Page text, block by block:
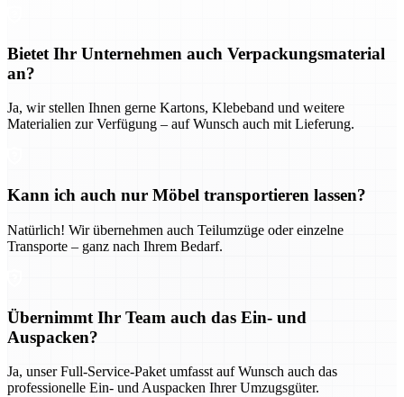
Bietet Ihr Unternehmen auch Verpackungsmaterial
an?
Ja, wir stellen Ihnen gerne Kartons, Klebeband und weitere
Materialien zur Verfügung – auf Wunsch auch mit Lieferung.
Kann ich auch nur Möbel transportieren lassen?
Natürlich! Wir übernehmen auch Teilumzüge oder einzelne
Transporte – ganz nach Ihrem Bedarf.
Übernimmt Ihr Team auch das Ein- und
Auspacken?
Ja, unser Full-Service-Paket umfasst auf Wunsch auch das
professionelle Ein- und Auspacken Ihrer Umzugsgüter.